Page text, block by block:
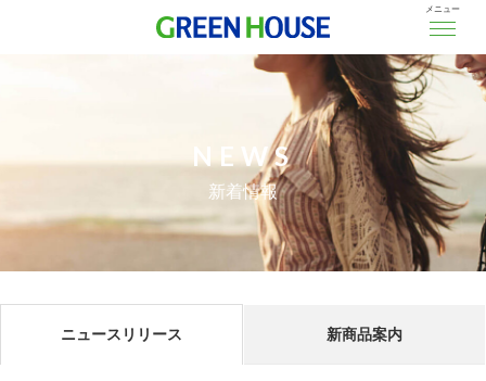
メニュー
NEWS
新着情報
ニュースリリース 新商品案内